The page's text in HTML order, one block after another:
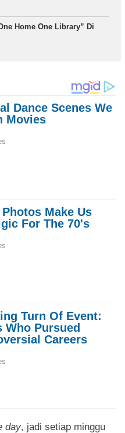
Home One Library” Di
day, jadi setiap minggu